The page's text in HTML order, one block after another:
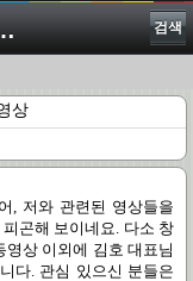
팅 세미나 관련 영상 검색
상
, 저와 관련된 영상들을
곤해 보이네요. 다소 창
상 이외에 김호 대표님
다. 관심 있으신 분들은